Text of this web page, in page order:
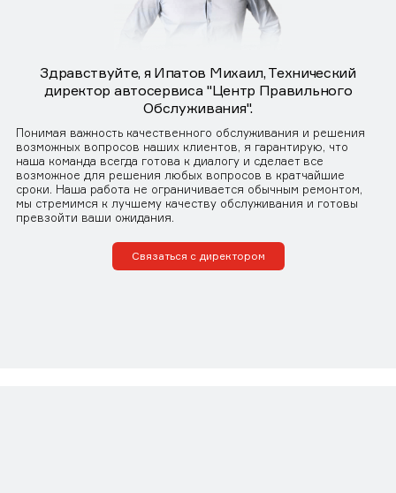
Здравствуйте, я Ипатов Михаил, Технический
директор автосервиса "Центр Правильного
Обслуживания".
Понимая важность качественного обслуживания и решения
возможных вопросов наших клиентов, я гарантирую, что
наша команда всегда готова к диалогу и сделает все
возможное для решения любых вопросов в кратчайшие
сроки. Наша работа не ограничивается обычным ремонтом,
мы стремимся к лучшему качеству обслуживания и готовы
превзойти ваши ожидания.
Связаться с директором